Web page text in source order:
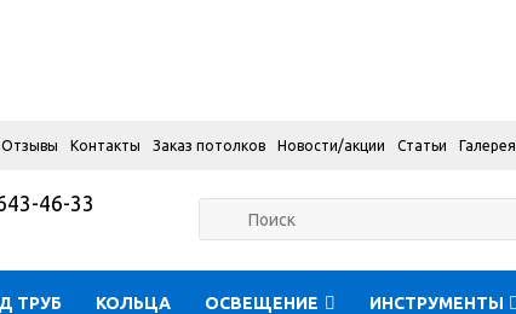
Отзывы Контакты Заказ потолков Новости/акции Статьи Галерея
46-33
ТРУБ КОЛЬЦА ОСВЕЩЕНИЕ ИНСТРУМЕНТЫ